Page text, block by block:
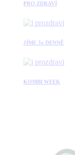
PRO ZDRAVÍ
JÍME 3x DENNĚ
KOMBI WEEK